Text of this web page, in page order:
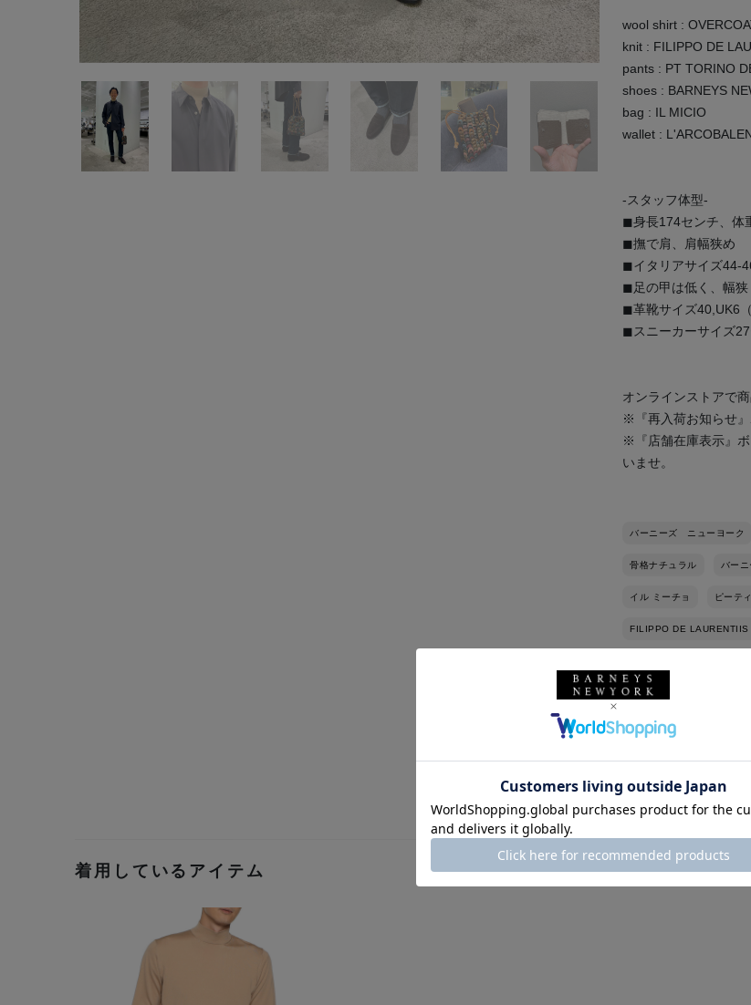
wool shirt :
knit : FILIPPO DE
pants : PT TORINO
shoes : BARNEYS
bag : IL MICIO
wallet :
-スタッフ体型-
◼︎身長174センチ、体
◼︎撫で肩、肩幅狭め
◼︎イタリアサイズ44-
◼︎足の甲は低く、幅狭
◼︎革靴サイズ40,UK6
◼︎スニーカーサイズ27
オンラインストアで
※『再入荷お知らせ』
※『店舗在庫表示』
いませ。
バーニーズ ニューヨーク
骨格ナチュラル バー
イル ミーチョ ピーテ
FILIPPO DE LAURENTIIS
財布
秋冬シーズン
着用しているアイテム